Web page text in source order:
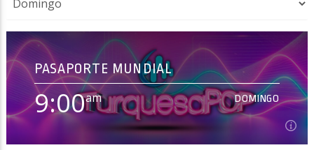
Haahil FM
PASAPORTE MUNDIAL
9:00am DOMINGO